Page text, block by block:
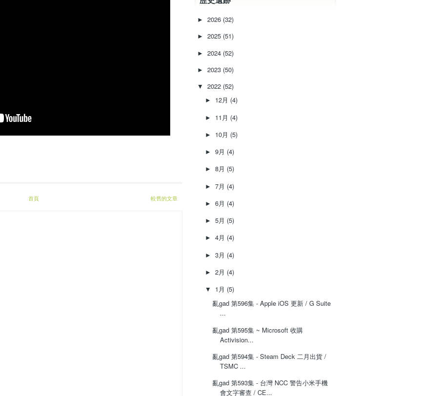
a
u
較舊的文章
首頁
► 2026 (32)
► 2025 (51)
► 2024 (52)
► 2023 (50)
▼ 2022 (52)
► 12月 (4)
► 11月 (4)
► 10月 (5)
► 9月 (4)
► 8月 (5)
► 7月 (4)
► 6月 (4)
► 5月 (5)
► 4月 (4)
► 3月 (4)
► 2月 (4)
▼ 1月 (5)
亂‌‌‌gad‌‌‌ ‌‌‌‌‌第‌‌‌596集 - Apple iOS 更新 / G Suite
...
亂‌‌‌gad‌‌‌ ‌‌‌‌‌第‌‌‌595集 ~ Microsoft 收購
Activision...
亂‌‌‌gad‌‌‌ ‌‌‌‌‌第‌‌‌594集 - Steam Deck 二月出貨 /
TSMC ...
亂‌‌‌gad‌‌‌ ‌‌‌‌‌第‌‌‌593集 - 台灣 NCC 警告小米手機
會文字審查 / CE...